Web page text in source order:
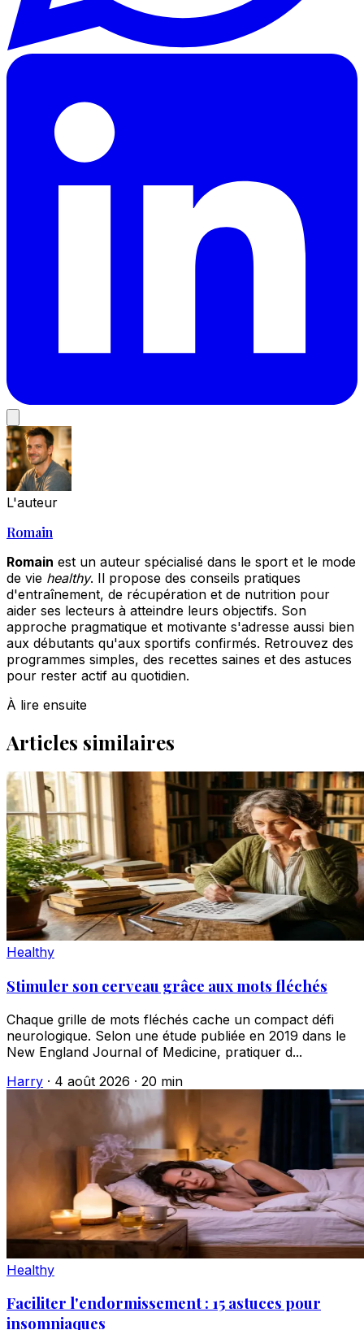
L'auteur
Romain
Romain est un auteur spécialisé dans le sport et le mode
de vie healthy. Il propose des conseils pratiques
d'entraînement, de récupération et de nutrition pour
aider ses lecteurs à atteindre leurs objectifs. Son
approche pragmatique et motivante s'adresse aussi bien
aux débutants qu'aux sportifs confirmés. Retrouvez des
programmes simples, des recettes saines et des astuces
pour rester actif au quotidien.
À lire ensuite
Articles similaires
Healthy
Stimuler son cerveau grâce aux mots fléchés
Chaque grille de mots fléchés cache un compact défi
neurologique. Selon une étude publiée en 2019 dans le
New England Journal of Medicine, pratiquer d...
Harry · 4 août 2026 · 20 min
Healthy
Faciliter l'endormissement : 15 astuces pour
insomniaques